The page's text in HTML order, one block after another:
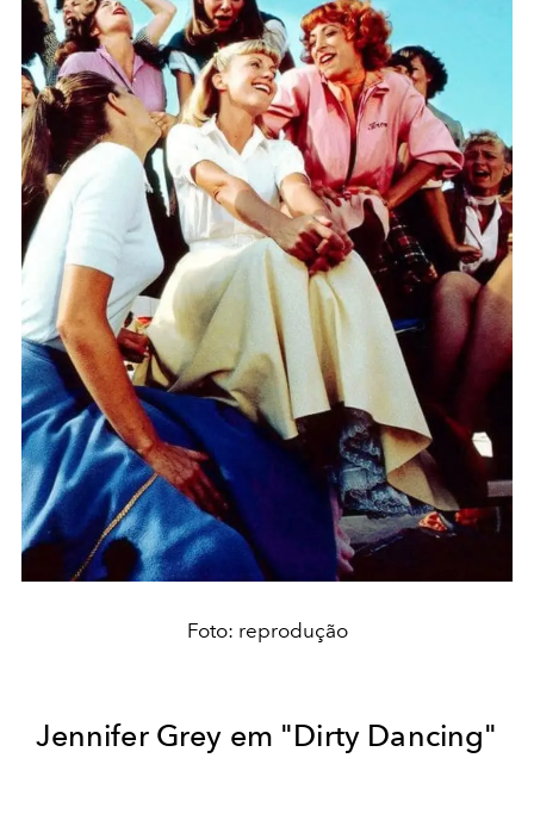
Foto: reprodução
Jennifer Grey em "Dirty Dancing"